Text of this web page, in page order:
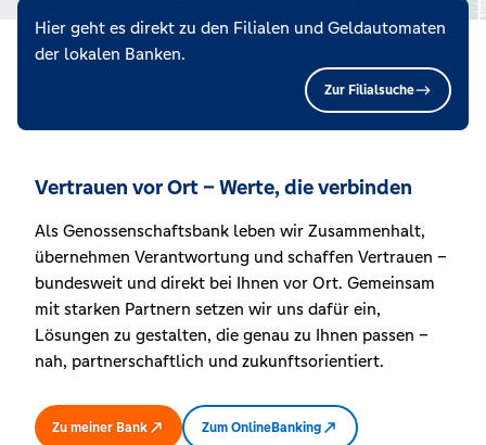
Hier geht es direkt zu den Filialen und Geldautomaten
der lokalen Banken.
Zur Filialsuche
Vertrauen vor Ort – Werte, die verbinden
Als Genossenschaftsbank leben wir Zusammenhalt,
übernehmen Verantwortung und schaffen Vertrauen –
bundesweit und direkt bei Ihnen vor Ort. Gemeinsam
mit starken Partnern setzen wir uns dafür ein,
Lösungen zu gestalten, die genau zu Ihnen passen –
nah, partnerschaftlich und zukunftsorientiert.
Zu meiner Bank Zum OnlineBanking